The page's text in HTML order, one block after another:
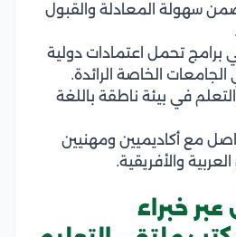
سهولة المعادلة والقبول
برامج تحمل اعتمادات دولية
في بيئة ناطقة باللغة
مع أكاديميين ومهنيين
والأفريقية.
عبر خبراء